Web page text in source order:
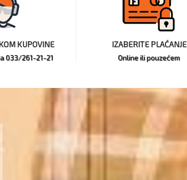
KUPOVINE
033/261-21-21
IZABERITE PLAĆANJE
Online ili pouzećem